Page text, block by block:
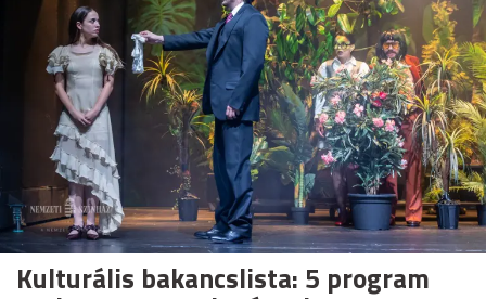
Kulturális bakancslista: 5 program